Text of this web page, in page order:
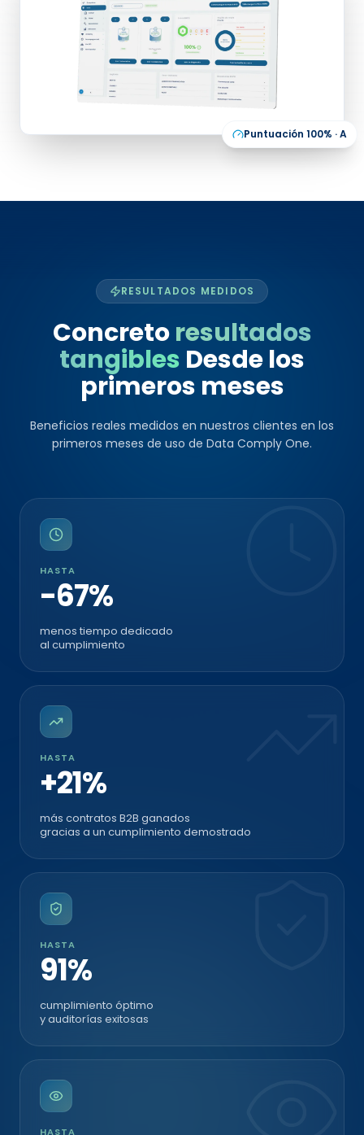
Puntuación 100% · A
Concretoresultados
tangiblesDesde los
primeros meses
Beneficios reales medidos en nuestros clientes en los
primeros meses de uso de Data Comply One.
HASTA
-80%
menos tiempo dedicado
al cumplimiento
HASTA
+25%
más contratos B2B ganados
gracias a un cumplimiento demostrado
HASTA
100%
cumplimiento óptimo
y auditorías exitosas
HASTA